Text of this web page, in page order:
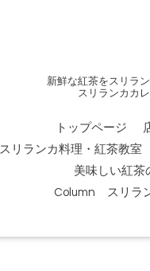
新鮮な紅茶をスリラ
スリランカカ
トップページ
スリランカ料理・紅茶教室
美味しい紅茶
Column スリラ